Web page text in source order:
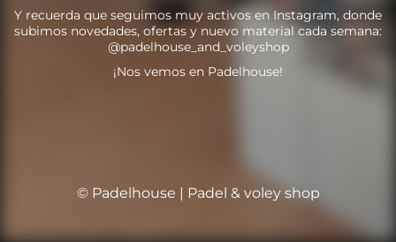
Y recuerda que seguimos muy activos en Instagram, donde
subimos novedades, ofertas y nuevo material cada semana:
@padelhouse_and_voleyshop
¡Nos vemos en Padelhouse!
© Padelhouse | Padel & voley shop